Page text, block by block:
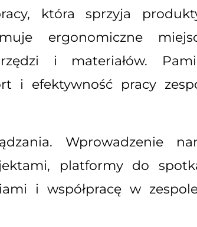
która sprzyja
ergonomiczne
i materiałów.
i efektywność pracy
Wprowadzenie
platformy do
i współpracę w